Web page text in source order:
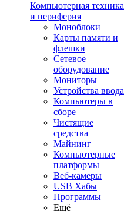
Компьютерная техника
и периферия
Моноблоки
Карты памяти и
флешки
Сетевое
оборудование
Мониторы
Устройства ввода
Компьютеры в
сборе
Чистящие
средства
Майнинг
Компьютерные
платформы
Веб-камеры
USB Хабы
Программы
Ещё